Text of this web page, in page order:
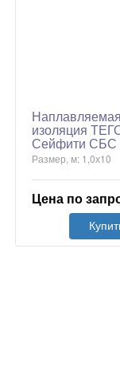
изоляция
Сейфити
Размер, м: 1,0х10
Цена по